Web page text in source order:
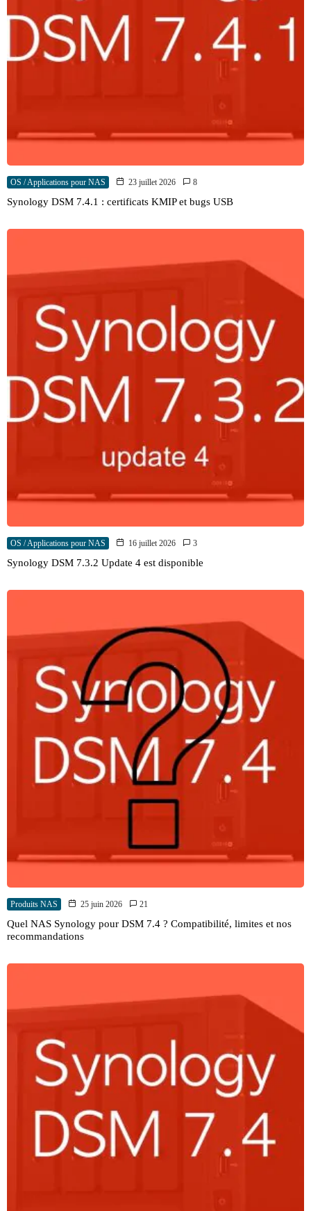
OS / Applications pour NAS 23 juillet 2026 8
Synology DSM 7.4.1 : certificats KMIP et bugs USB
OS / Applications pour NAS 16 juillet 2026 3
Synology DSM 7.3.2 Update 4 est disponible
Produits NAS 25 juin 2026 21
Quel NAS Synology pour DSM 7.4 ? Compatibilité, limites et nos
recommandations